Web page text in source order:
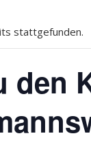
stattgefunden.
den